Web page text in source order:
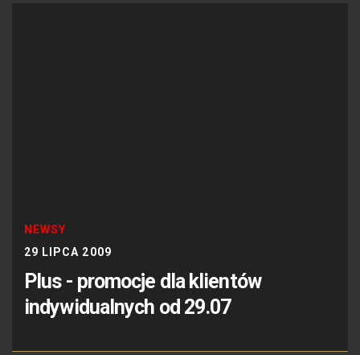
NEWSY
29 LIPCA 2009
Plus - promocje dla klientów
indywidualnych od 29.07